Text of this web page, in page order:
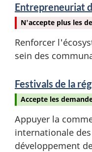
Entrepreneuriat
N'accepte plus les
Renforcer
sein des
Festivals de la
Accepte les
Appuyer la
internationale
développement